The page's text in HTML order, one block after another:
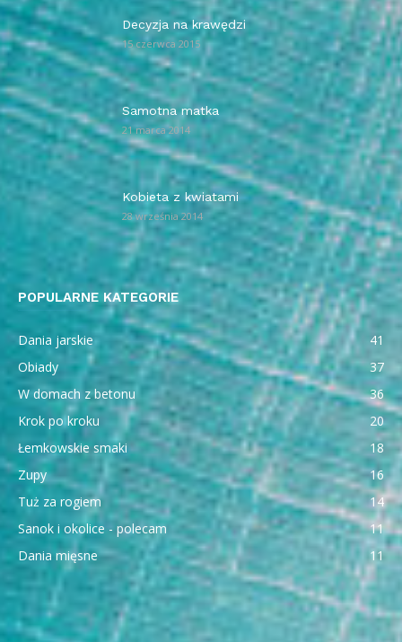
Decyzja na krawędzi
15 czerwca 2015
Samotna matka
21 marca 2014
Kobieta z kwiatami
28 września 2014
POPULARNE KATEGORIE
Dania jarskie
41
Obiady
37
W domach z betonu
36
Krok po kroku
20
Łemkowskie smaki
18
Zupy
16
Tuż za rogiem
14
Sanok i okolice - polecam
11
Dania mięsne
11